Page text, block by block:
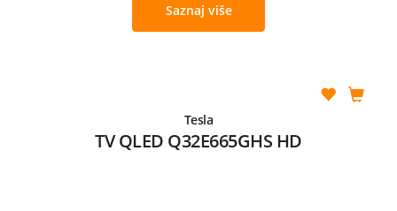
Saznaj više
Tesla
TV QLED Q32E665GHS HD